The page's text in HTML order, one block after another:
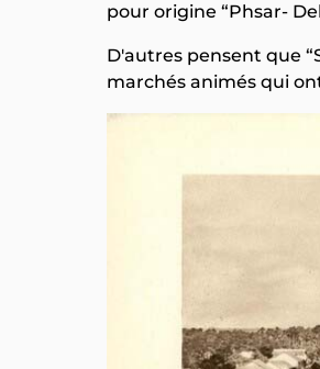
pour origine “Phsar-
D'autres pensent que
marchés animés qui